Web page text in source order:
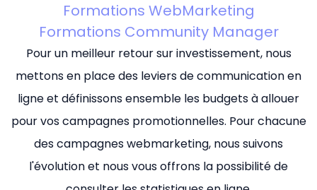
Formations WebMarketing
Formations Community Manager
Pour un meilleur retour sur investissement, nous
mettons en place des leviers de communication en
ligne et définissons ensemble les budgets à allouer
pour vos campagnes promotionnelles. Pour chacune
des campagnes webmarketing, nous suivons
l'évolution et nous vous offrons la possibilité de